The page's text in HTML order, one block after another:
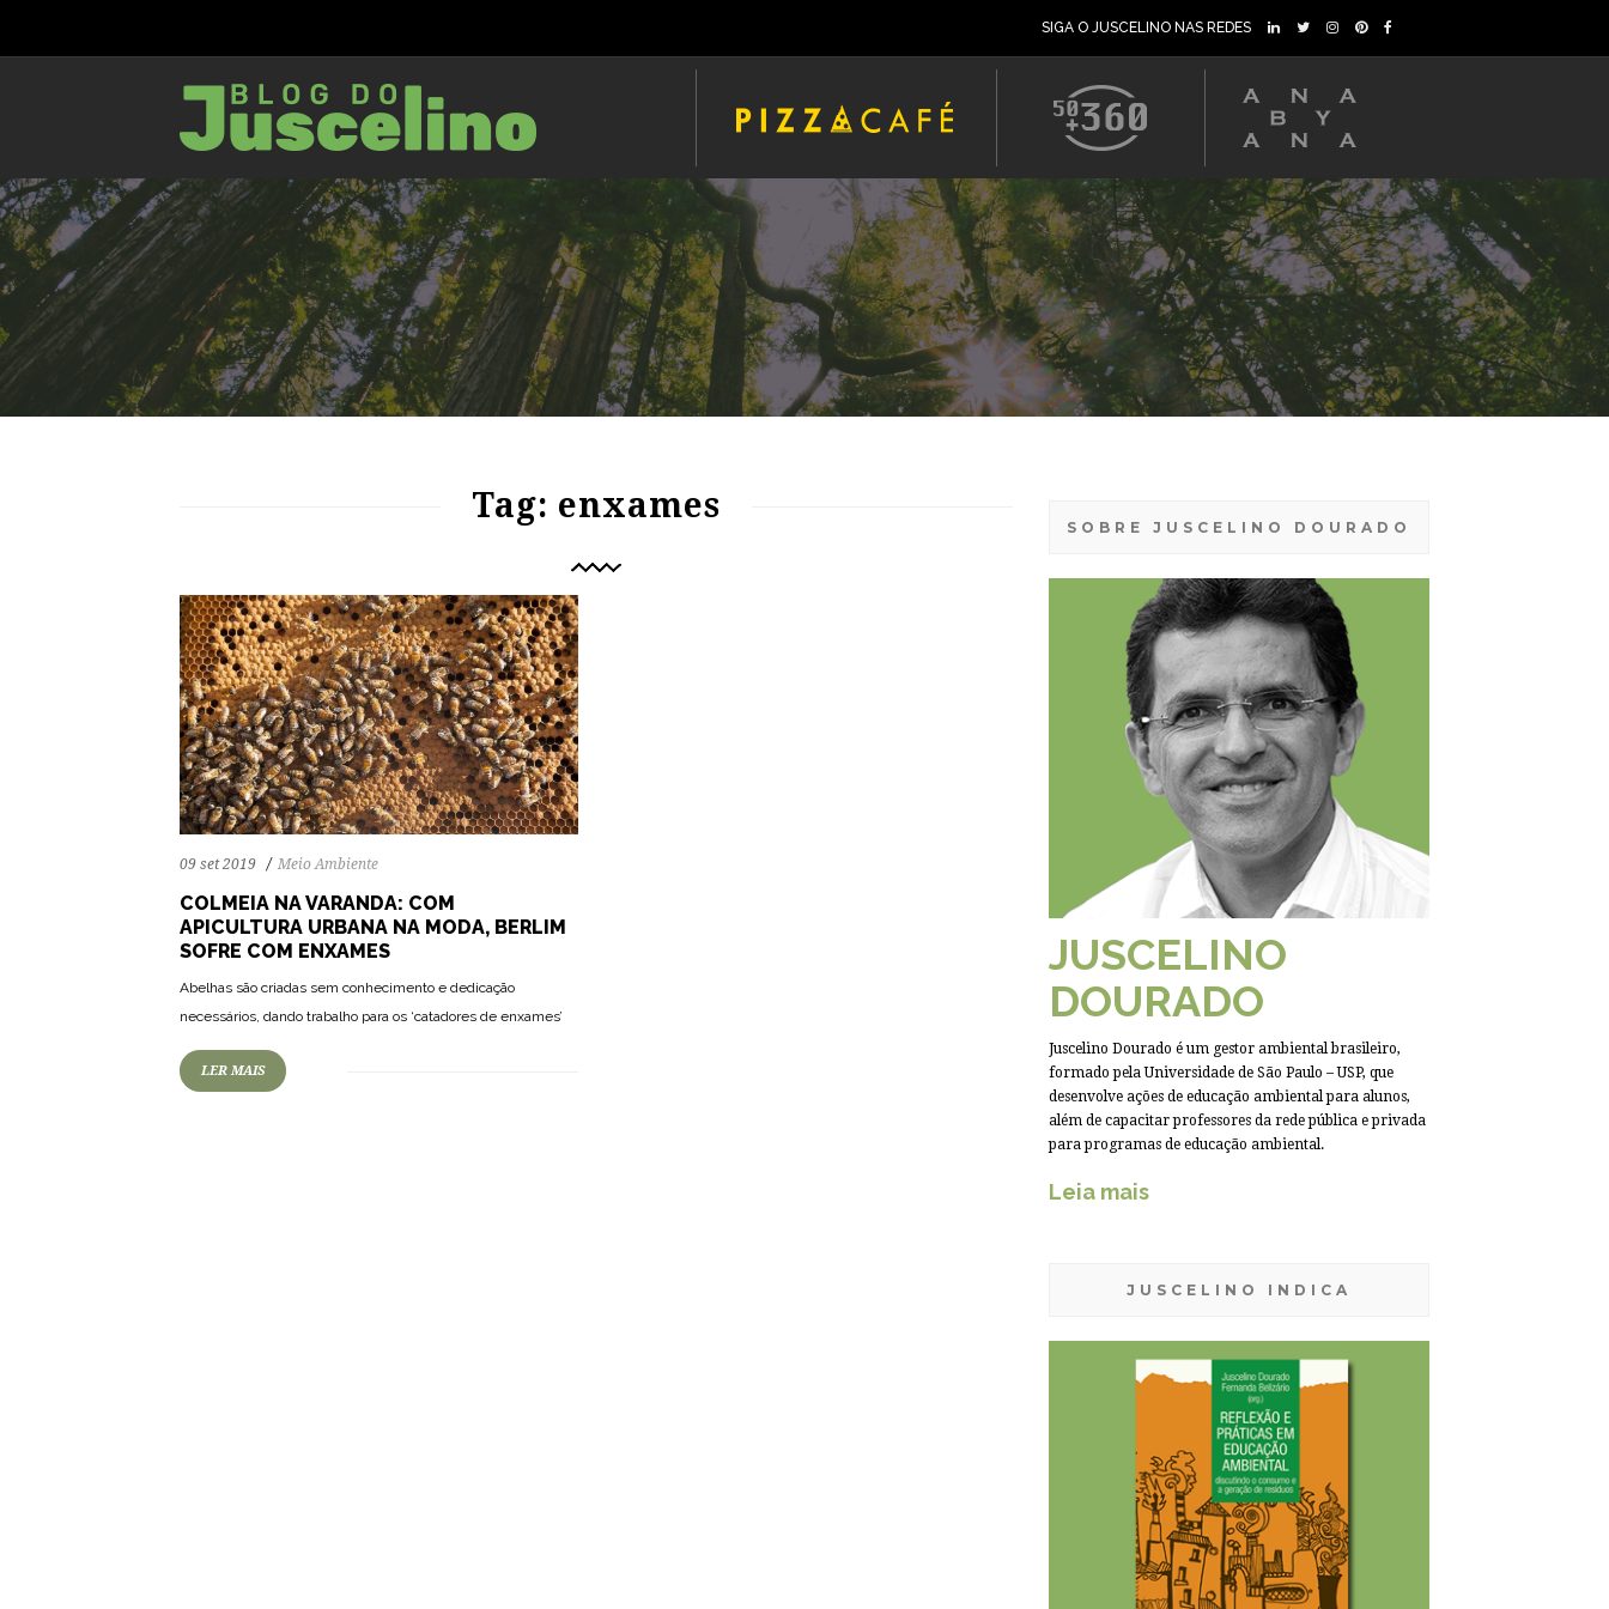
SIGA O JUSCELINO NAS REDES
Tag: enxames
09 set 2019 Meio Ambiente
COLMEIA NA VARANDA: COM
APICULTURA URBANA NA MODA, BERLIM
SOFRE COM ENXAMES
Abelhas são criadas sem conhecimento e dedicação
necessários, dando trabalho para os ‘catadores de enxames’
LER MAIS
SOBRE JUSCELINO DOURADO
JUSCELINO
DOURADO
Juscelino Dourado é um gestor ambiental brasileiro,
formado pela Universidade de São Paulo – USP, que
desenvolve ações de educação ambiental para alunos,
além de capacitar professores da rede pública e privada
para programas de educação ambiental.
Leia mais
JUSCELINO INDICA